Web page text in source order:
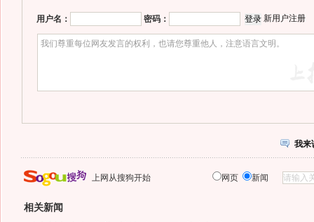
用户名： 密码： 新用户注册
我来
上网从搜狗开始 网页 新闻
相关新闻